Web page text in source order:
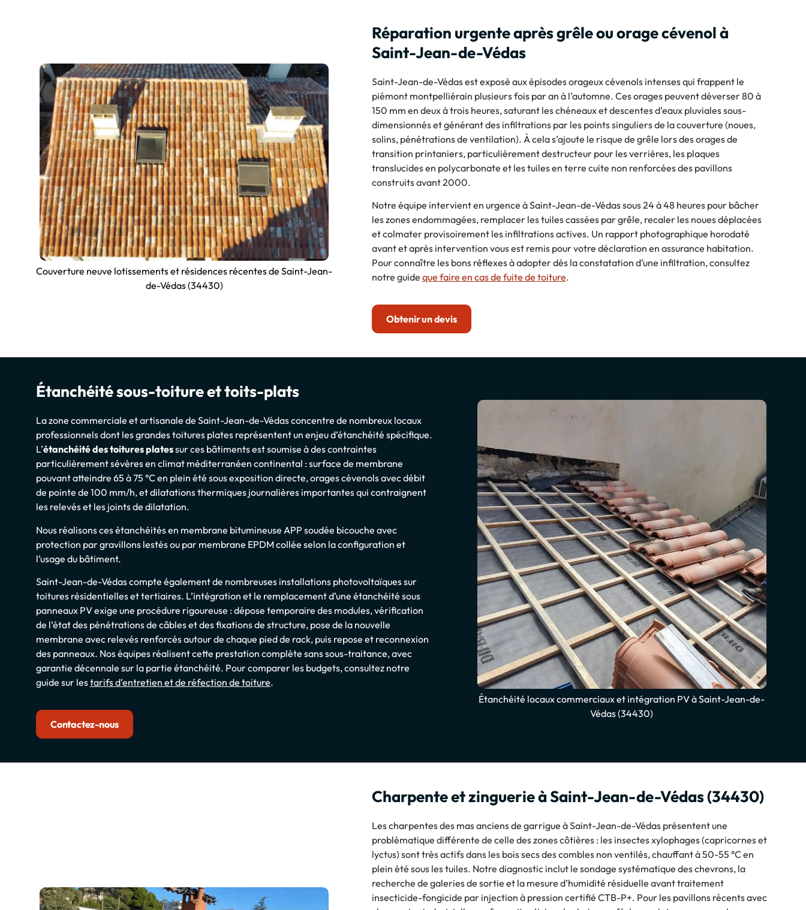
Couverture neuve lotissements et résidences récentes de Saint-Jean-
de-Védas (34430)
Réparation urgente après grêle ou orage cévenol à
Saint-Jean-de-Védas
Saint-Jean-de-Védas est exposé aux épisodes orageux cévenols intenses qui frappent le
piémont montpelliérain plusieurs fois par an à l’automne. Ces orages peuvent déverser 80 à
150 mm en deux à trois heures, saturant les chéneaux et descentes d’eaux pluviales sous-
dimensionnés et générant des infiltrations par les points singuliers de la couverture (noues,
solins, pénétrations de ventilation). À cela s’ajoute le risque de grêle lors des orages de
transition printaniers, particulièrement destructeur pour les verrières, les plaques
translucides en polycarbonate et les tuiles en terre cuite non renforcées des pavillons
construits avant 2000.
Notre équipe intervient en urgence à Saint-Jean-de-Védas sous 24 à 48 heures pour bâcher
les zones endommagées, remplacer les tuiles cassées par grêle, recaler les noues déplacées
et colmater provisoirement les infiltrations actives. Un rapport photographique horodaté
avant et après intervention vous est remis pour votre déclaration en assurance habitation.
Pour connaître les bons réflexes à adopter dès la constatation d’une infiltration, consultez
notre guide que faire en cas de fuite de toiture.
Obtenir un devis
Étanchéité sous-toiture et toits-plats
La zone commerciale et artisanale de Saint-Jean-de-Védas concentre de nombreux locaux
professionnels dont les grandes toitures plates représentent un enjeu d’étanchéité spécifique.
L’étanchéité des toitures platessur ces bâtiments est soumise à des contraintes
particulièrement sévères en climat méditerranéen continental : surface de membrane
pouvant atteindre 65 à 75 °C en plein été sous exposition directe, orages cévenols avec débit
de pointe de 100 mm/h, et dilatations thermiques journalières importantes qui contraignent
les relevés et les joints de dilatation.
Nous réalisons ces étanchéités en membrane bitumineuse APP soudée bicouche avec
protection par gravillons lestés ou par membrane EPDM collée selon la configuration et
l’usage du bâtiment.
Saint-Jean-de-Védas compte également de nombreuses installations photovoltaïques sur
toitures résidentielles et tertiaires. L’intégration et le remplacement d’une étanchéité sous
panneaux PV exige une procédure rigoureuse : dépose temporaire des modules, vérification
de l’état des pénétrations de câbles et des fixations de structure, pose de la nouvelle
membrane avec relevés renforcés autour de chaque pied de rack, puis repose et reconnexion
des panneaux. Nos équipes réalisent cette prestation complète sans sous-traitance, avec
garantie décennale sur la partie étanchéité. Pour comparer les budgets, consultez notre
guide sur lestarifs d’entretien et de réfection de toiture.
Contactez-nous
Étanchéité locaux commerciaux et intégration PV à Saint-Jean-de-
Védas (34430)
Charpente et zinguerie à Saint-Jean-de-Védas (34430)
Les charpentes des mas anciens de garrigue à Saint-Jean-de-Védas présentent une
problématique différente de celle des zones côtières : les insectes xylophages (capricornes et
lyctus) sont très actifs dans les bois secs des combles non ventilés, chauffant à 50-55 °C en
plein été sous les tuiles. Notre diagnostic inclut le sondage systématique des chevrons, la
recherche de galeries de sortie et la mesure d’humidité résiduelle avant traitement
insecticide-fongicide par injection à pression certifié CTB-P+. Pour les pavillons récents avec